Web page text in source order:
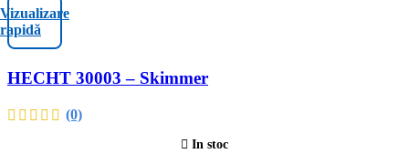
Vizualizare
rapidă
HECHT 30003 – Skimmer
(0)
In stoc